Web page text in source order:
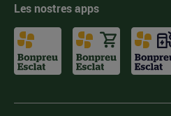
Les nostres apps